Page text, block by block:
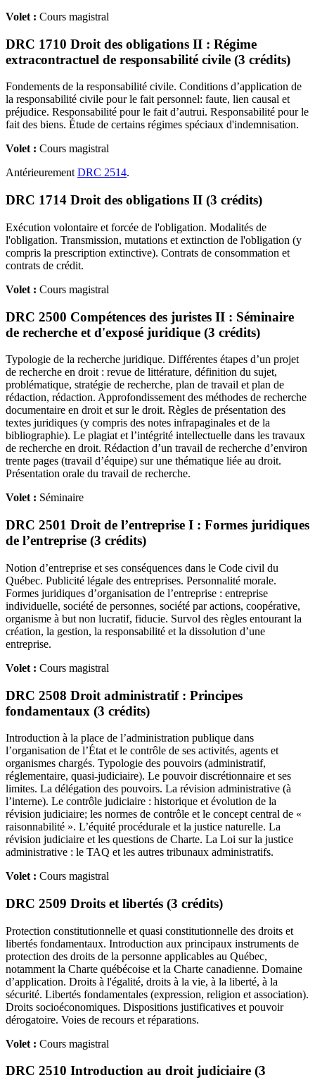
Volet : Cours magistral
DRC 1710 Droit des obligations II : Régime
extracontractuel de responsabilité civile (3 crédits)
Fondements de la responsabilité civile. Conditions d’application de
la responsabilité civile pour le fait personnel: faute, lien causal et
préjudice. Responsabilité pour le fait d’autrui. Responsabilité pour le
fait des biens. Étude de certains régimes spéciaux d'indemnisation.
Volet : Cours magistral
AntérieurementDRC 2514.
DRC 1714 Droit des obligations II (3 crédits)
Exécution volontaire et forcée de l'obligation. Modalités de
l'obligation. Transmission, mutations et extinction de l'obligation (y
compris la prescription extinctive). Contrats de consommation et
contrats de crédit.
Volet : Cours magistral
DRC 2500 Compétences des juristes II : Séminaire
de recherche et d'exposé juridique (3 crédits)
Typologie de la recherche juridique. Différentes étapes d’un projet
de recherche en droit : revue de littérature, définition du sujet,
problématique, stratégie de recherche, plan de travail et plan de
rédaction, rédaction. Approfondissement des méthodes de recherche
documentaire en droit et sur le droit. Règles de présentation des
textes juridiques (y compris des notes infrapaginales et de la
bibliographie). Le plagiat et l’intégrité intellectuelle dans les travaux
de recherche en droit. Rédaction d’un travail de recherche d’environ
trente pages (travail d’équipe) sur une thématique liée au droit.
Présentation orale du travail de recherche.
Volet : Séminaire
DRC 2501 Droit de l’entreprise I : Formes juridiques
de l’entreprise (3 crédits)
Notion d’entreprise et ses conséquences dans le Code civil du
Québec. Publicité légale des entreprises. Personnalité morale.
Formes juridiques d’organisation de l’entreprise : entreprise
individuelle, société de personnes, société par actions, coopérative,
organisme à but non lucratif, fiducie. Survol des règles entourant la
création, la gestion, la responsabilité et la dissolution d’une
entreprise.
Volet : Cours magistral
DRC 2508 Droit administratif : Principes
fondamentaux (3 crédits)
Introduction à la place de l’administration publique dans
l’organisation de l’État et le contrôle de ses activités, agents et
organismes chargés. Typologie des pouvoirs (administratif,
réglementaire, quasi-judiciaire). Le pouvoir discrétionnaire et ses
limites. La délégation des pouvoirs. La révision administrative (à
l’interne). Le contrôle judiciaire : historique et évolution de la
révision judiciaire; les normes de contrôle et le concept central de «
raisonnabilité ». L’équité procédurale et la justice naturelle. La
révision judiciaire et les questions de Charte. La Loi sur la justice
administrative : le TAQ et les autres tribunaux administratifs.
Volet : Cours magistral
DRC 2509 Droits et libertés (3 crédits)
Protection constitutionnelle et quasi constitutionnelle des droits et
libertés fondamentaux. Introduction aux principaux instruments de
protection des droits de la personne applicables au Québec,
notamment la Charte québécoise et la Charte canadienne. Domaine
d’application. Droits à l'égalité, droits à la vie, à la liberté, à la
sécurité. Libertés fondamentales (expression, religion et association).
Droits socioéconomiques. Dispositions justificatives et pouvoir
dérogatoire. Voies de recours et réparations.
Volet : Cours magistral
DRC 2510 Introduction au droit judiciaire (3